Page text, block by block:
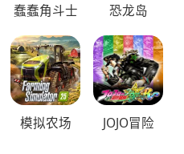
蠢蠢角斗士 恐龙岛
模拟农场 JOJO冒险